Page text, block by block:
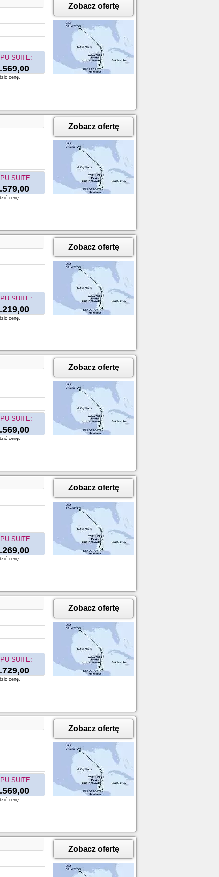
SUITE:
Zobacz ofertę
cenę.
SUITE:
Zobacz ofertę
cenę.
SUITE:
Zobacz ofertę
cenę.
SUITE:
Zobacz ofertę
cenę.
SUITE:
Zobacz ofertę
cenę.
SUITE:
Zobacz ofertę
cenę.
SUITE:
Zobacz ofertę
cenę.
Zobacz ofertę